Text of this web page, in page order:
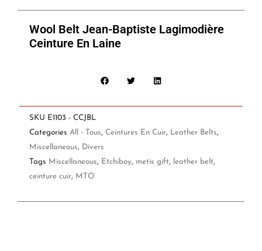
Wool Belt Jean-Baptiste Lagimodière
Ceinture En Laine
SKU E1103 - CCJBL
Categories All - Tous, Ceintures En Cuir, Leather Belts,
Miscellaneous,
Divers
Tags Miscellaneous, Etchiboy, metis gift, leather belt,
ceinture cuir, MTO